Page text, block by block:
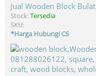
Jual Wooden Block Bulat
Stock:Tersedia
SKU:
*Harga Hubungi CS